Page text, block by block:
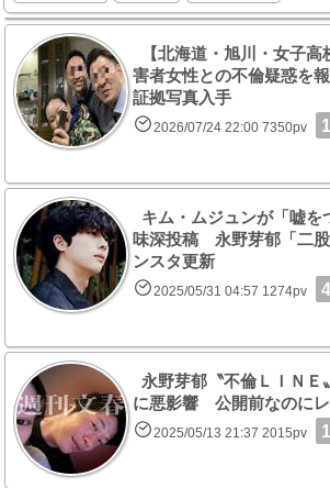
【北海道・旭川・女子高
害者女性との不倫疑惑を
証拠写真入手
2026/07/24 22:00 7350pv
キム・ムジュンが「嘘
味深投稿 永野芽郁「二
ンスタ更新
2025/05/31 04:57 1274pv
永野芽郁〝不倫ＬＩＮＥ
に悪影響 公開前なのに
2025/05/13 21:37 2015pv